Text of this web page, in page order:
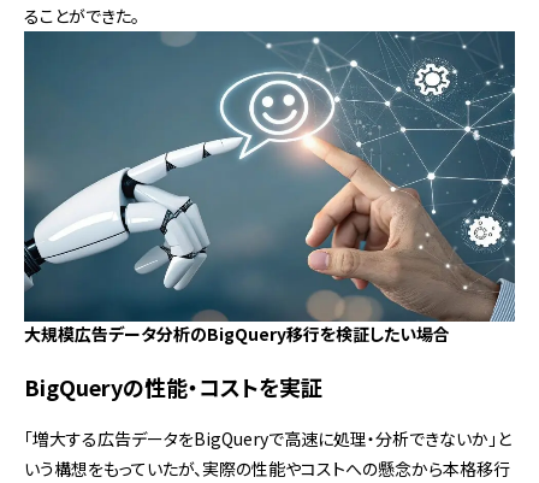
ることができた。
大規模広告データ分析のBigQuery移行を検証したい場合
BigQueryの性能・コストを実証
「増大する広告データをBigQueryで高速に処理・分析できないか」と
いう構想をもっていたが、実際の性能やコストへの懸念から本格移行